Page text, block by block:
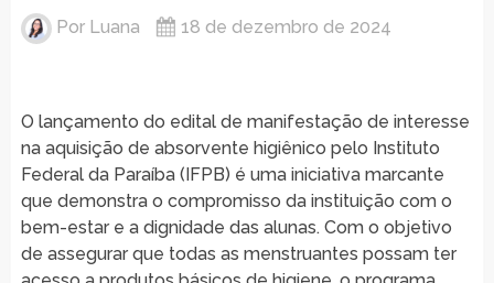
Por Luana 18 de dezembro de 2024
O lançamento do edital de manifestação de interesse
na aquisição de absorvente higiênico pelo Instituto
Federal da Paraíba (IFPB) é uma iniciativa marcante
que demonstra o compromisso da instituição com o
bem-estar e a dignidade das alunas. Com o objetivo
de assegurar que todas as menstruantes possam ter